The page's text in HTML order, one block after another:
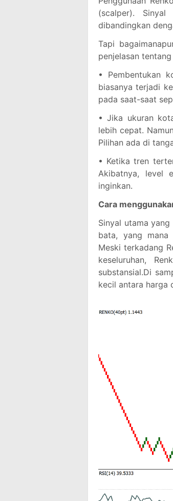
(scalper).
dibandingkan
Tapi
penjelasan
• Pembentukan
biasanya terjadi
pada saat-saat
• Jika ukuran
lebih cepat.
Pilihan ada di
• Ketika tren
Akibatnya, level
inginkan.
Cara
Sinyal utama
bata, yang mana
Meski terkadang
keseluruhan,
substansial.Di
kecil antara harga